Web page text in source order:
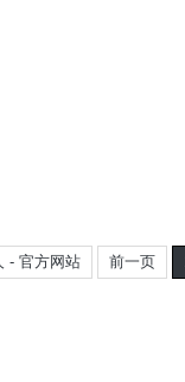
- 官方网站 前一页